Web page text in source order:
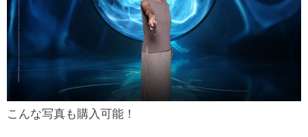
こんな写真も購入可能！